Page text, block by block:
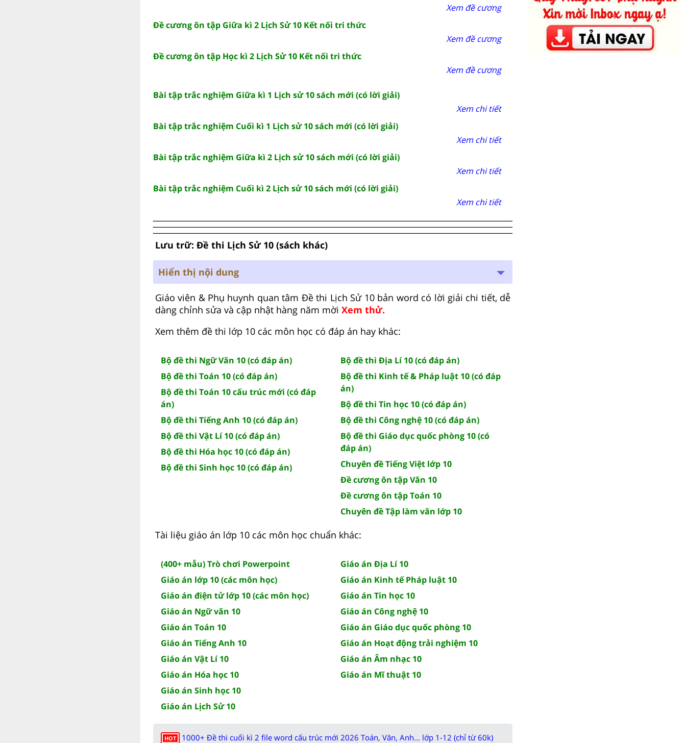
Xem đề cương
Đề cương ôn tập Giữa kì 2 Lịch Sử 10 Kết nối tri thức
Xem đề cương
Đề cương ôn tập Học kì 2 Lịch Sử 10 Kết nối tri thức
Xem đề cương
Bài tập trắc nghiệm Giữa kì 1 Lịch sử 10 sách mới (có lời giải)
Xem chi tiết
Bài tập trắc nghiệm Cuối kì 1 Lịch sử 10 sách mới (có lời giải)
Xem chi tiết
Bài tập trắc nghiệm Giữa kì 2 Lịch sử 10 sách mới (có lời giải)
Xem chi tiết
Bài tập trắc nghiệm Cuối kì 2 Lịch sử 10 sách mới (có lời giải)
Xem chi tiết
Lưu trữ: Đề thi Lịch Sử 10 (sách khác)
Hiển thị nội dung
Giáo viên & Phụ huynh quan tâm Đề thi Lịch Sử 10 bản word có lời giải chi tiết, dễ
dàng chỉnh sửa và cập nhật hàng năm mời Xem thử.
Xem thêm đề thi lớp 10 các môn học có đáp án hay khác:
Bộ đề thi Ngữ Văn 10 (có đáp án)
Bộ đề thi Toán 10 (có đáp án)
Bộ đề thi Toán 10 cấu trúc mới (có đáp
án)
Bộ đề thi Tiếng Anh 10 (có đáp án)
Bộ đề thi Vật Lí 10 (có đáp án)
Bộ đề thi Hóa học 10 (có đáp án)
Bộ đề thi Sinh học 10 (có đáp án)
Bộ đề thi Địa Lí 10 (có đáp án)
Bộ đề thi Kinh tế & Pháp luật 10 (có đáp
án)
Bộ đề thi Tin học 10 (có đáp án)
Bộ đề thi Công nghệ 10 (có đáp án)
Bộ đề thi Giáo dục quốc phòng 10 (có
đáp án)
Chuyên đề Tiếng Việt lớp 10
Đề cương ôn tập Văn 10
Đề cương ôn tập Toán 10
Chuyên đề Tập làm văn lớp 10
Tài liệu giáo án lớp 10 các môn học chuẩn khác:
(400+ mẫu) Trò chơi Powerpoint
Giáo án lớp 10 (các môn học)
Giáo án điện tử lớp 10 (các môn học)
Giáo án Ngữ văn 10
Giáo án Toán 10
Giáo án Tiếng Anh 10
Giáo án Vật Lí 10
Giáo án Hóa học 10
Giáo án Sinh học 10
Giáo án Lịch Sử 10
Giáo án Địa Lí 10
Giáo án Kinh tế Pháp luật 10
Giáo án Tin học 10
Giáo án Công nghệ 10
Giáo án Giáo dục quốc phòng 10
Giáo án Hoạt động trải nghiệm 10
Giáo án Âm nhạc 10
Giáo án Mĩ thuật 10
HOT 1000+ Đề thi cuối kì 2 file word cấu trúc mới 2026 Toán, Văn, Anh... lớp 1-12 (chỉ từ 60k)